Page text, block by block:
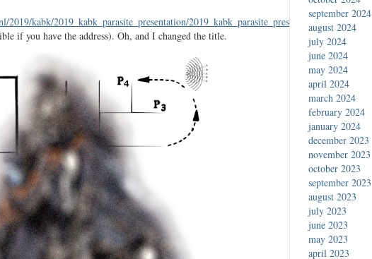
2019/kabk/2019_kabk_parasite_presentation/2019_kabk_parasite_presentation.html.
if you have the address). Oh, and I changed the title.
september 2024
august 2024
july 2024
june 2024
may 2024
april 2024
march 2024
february 2024
january 2024
december 2023
november 2023
october 2023
september 2023
august 2023
july 2023
june 2023
may 2023
april 2023